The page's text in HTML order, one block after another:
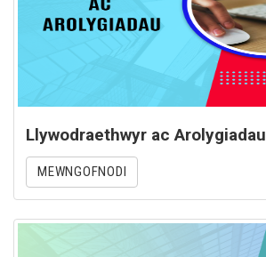
Llywodraethwyr ac Arolygiadau
MEWNGOFNODI